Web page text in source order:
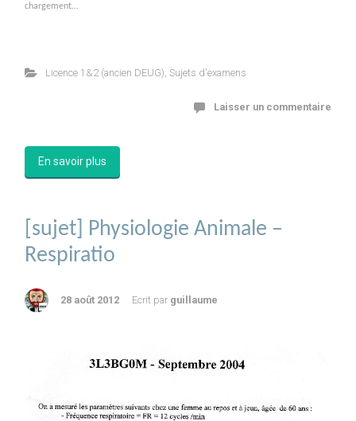
chargement…
Licence 1&2 (ancien DEUG) Sujets d'examens
Laisser un commentaire
En savoir plus
[sujet] Physiologie Animale –
Respiratio
28 août 2012 Ecrit par guillaume